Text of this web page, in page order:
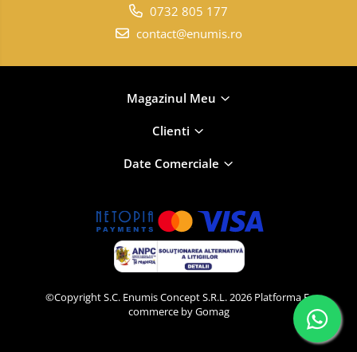
0732 805 177
contact@enumis.ro
Magazinul Meu
Clienti
Date Comerciale
©Copyright S.C. Enumis Concept S.R.L. 2026 Platforma E-
commerce by Gomag